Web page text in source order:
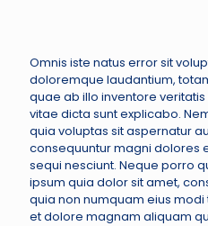
Omnis iste natus error sit
doloremque laudantium,
quae ab illo inventore
vitae dicta sunt explicabo.
quia voluptas sit aspernatur
consequuntur magni dolores
sequi nesciunt. Neque porro
ipsum quia dolor sit amet,
quia non numquam eius
et dolore magnam aliquam